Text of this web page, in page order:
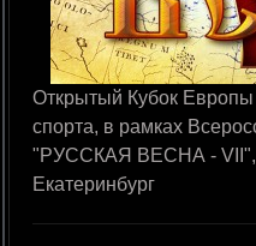
Открытый Кубок
спорта, в рамках
"РУССКАЯ ВЕСНА - VII",
Екатеринбург